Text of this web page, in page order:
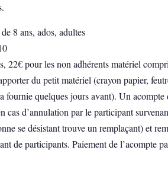
8 ans, ados, adultes
22€ pour les non adhérents matériel
du petit matériel (crayon papier,
quelques jours avant). Un acompte
cas d’annulation par le participant
se désistant trouve un remplaçant) et
de participants. Paiement de l’acompte